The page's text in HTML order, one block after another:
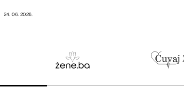
24. 06. 2026.